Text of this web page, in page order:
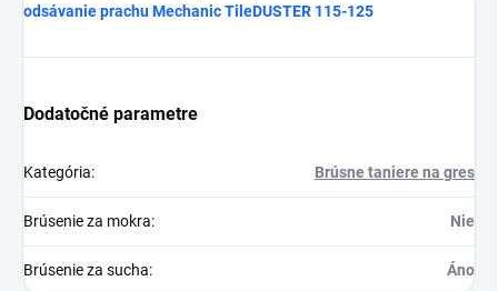
odsávanie prachu Mechanic TileDUSTER 115-125
Dodatočné parametre
Kategória: Brúsne taniere na gres
Brúsenie za mokra: Nie
Brúsenie za sucha: Áno